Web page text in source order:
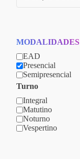
MODALIDADES
EAD
Presencial
Semipresencial
Turno
Integral
Matutino
Noturno
Vespertino